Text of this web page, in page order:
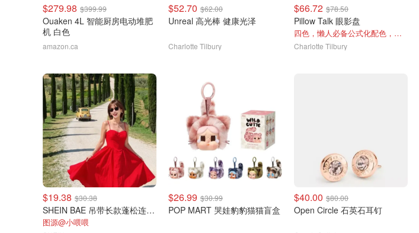
$279.98 $399.99
Ouaken 4L 智能厨房电动堆肥
机 白色
amazon.ca
$52.70 $62.00
Unreal 高光棒 健康光泽
Charlotte Tilbury
$66.72 $78.50
Pillow Talk 眼影盘
四色，懒人必备公式化配色，露思超爱！
Charlotte Tilbury
$19.38 $30.38
SHEIN BAE 吊带长款蓬松连衣裙
图源@小喂喂
$26.99 $30.99
POP MART 哭娃豹豹猫猫盲盒
$40.00 $80.00
Open Circle 石英石耳钉